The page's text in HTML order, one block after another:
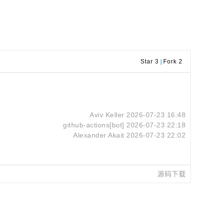
Star 3 Fork 2
Aviv Keller 2026-07-23 16:48
github-actions[bot] 2026-07-23 22:18
Alexander Akait 2026-07-23 22:02
源码下载